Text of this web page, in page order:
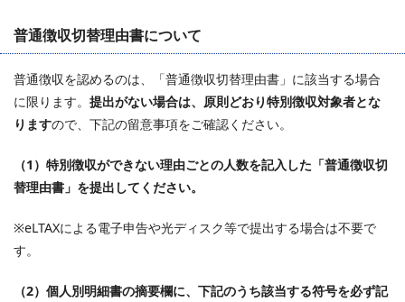
普通徴収切替理由書について
普通徴収を認めるのは、「普通徴収切替理由書」に該当する場合
に限ります。 提出がない場合は、原則どおり特別徴収対象者とな
りますので、下記の留意事項をご確認ください。
（1）特別徴収ができない理由ごとの人数を記入した「普通徴収切
替理由書」を提出してください。
※eLTAXによる電子申告や光ディスク等で提出する場合は不要で
す。
（2）個人別明細書の摘要欄に、下記のうち該当する符号を必ず記